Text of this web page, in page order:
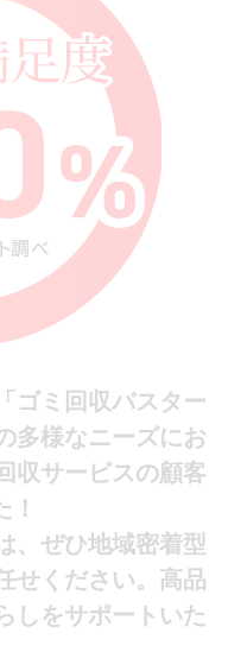
ゴミ回収バスター
多様なニーズにお
収サービスの顧客
、ぜひ地域密着型
せください。高品
しをサポートいた